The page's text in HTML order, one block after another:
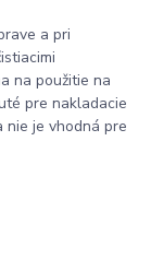
a pri
na použitie na
pre nakladacie
nie je vhodná pre